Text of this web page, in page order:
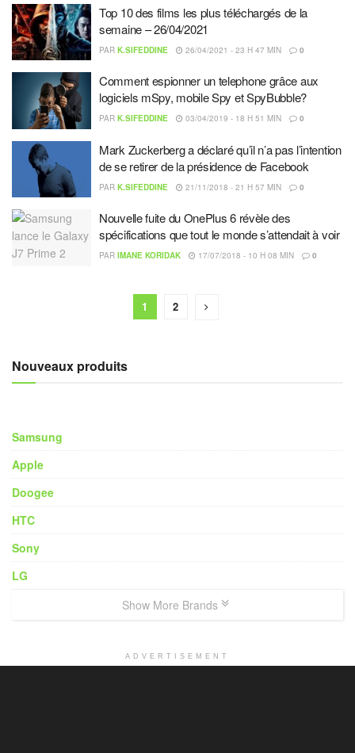
Top 10 des films les plus téléchargés de la
semaine – 26/04/2021
PAR K.SIFEDDINE 26/04/2021 - 23 H 47 MIN 0
Comment espionner un telephone grâce aux
logiciels mSpy, mobile Spy et SpyBubble?
PAR K.SIFEDDINE 03/04/2019 - 18 H 51 MIN 0
Mark Zuckerberg a déclaré qu’il n’a pas l’intention
de se retirer de la présidence de Facebook
PAR K.SIFEDDINE 21/11/2018 - 21 H 57 MIN 0
Nouvelle fuite du OnePlus 6 révèle des
spécifications que tout le monde s’attendait à voir
PAR IMANE KORIDAK 17/07/2018 - 10 H 08 MIN 0
1 2
Nouveaux produits
Samsung
Apple
Doogee
HTC
Sony
LG
Show More Brands
ADVERTISEMENT